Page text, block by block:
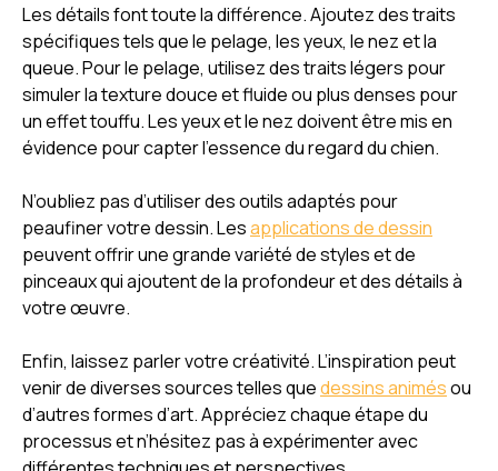
Les détails font toute la différence. Ajoutez des traits
spécifiques tels que le pelage, les yeux, le nez et la
queue. Pour le pelage, utilisez des traits légers pour
simuler la texture douce et fluide ou plus denses pour
un effet touffu. Les yeux et le nez doivent être mis en
évidence pour capter l’essence du regard du chien.
N’oubliez pas d’utiliser des outils adaptés pour
peaufiner votre dessin. Lesapplications de dessin
peuvent offrir une grande variété de styles et de
pinceaux qui ajoutent de la profondeur et des détails à
votre œuvre.
Enfin, laissez parler votre créativité. L’inspiration peut
venir de diverses sources telles quedessins animésou
d’autres formes d’art. Appréciez chaque étape du
processus et n’hésitez pas à expérimenter avec